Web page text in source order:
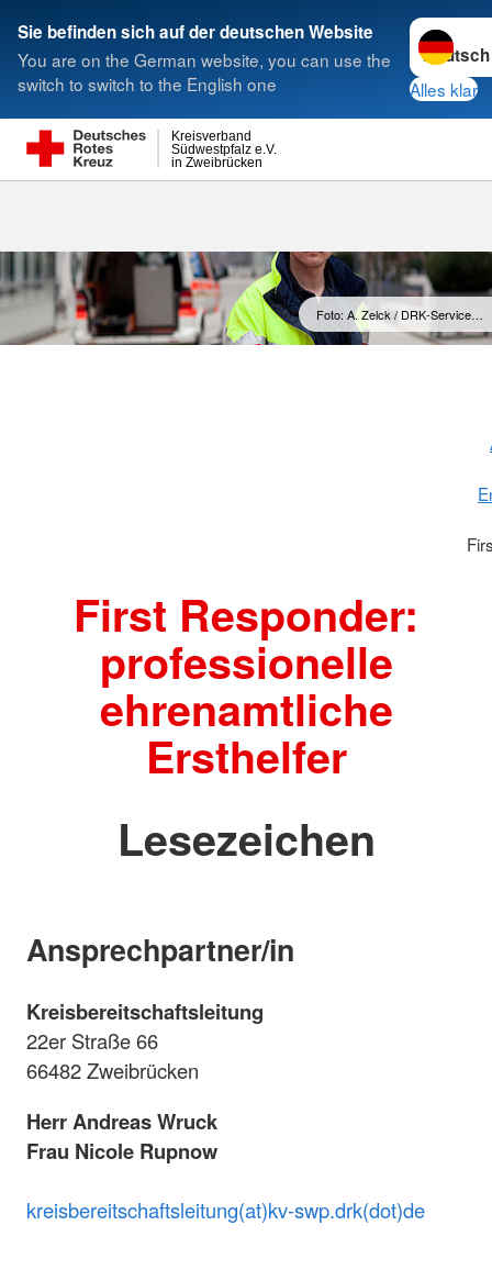
Sie befinden sich auf der deutschen Website
You are on the German website, you can use the
switch to switch to the English one
Sprache
Alles klar
in Zweibrücken
Südwestpfalz e.V.
Kreisverband
Suche
Foto: A. Zelck / DRK-Service…
First Responder:
professionelle
ehrenamtliche
Ersthelfer
Lesezeichen
Ansprechpartner/in
Kreisbereitschaftsleitung
22er Straße 66
66482 Zweibrücken
Herr Andreas Wruck
Frau Nicole Rupnow
kreisbereitschaftsleitung(at)kv-swp.drk(dot)de